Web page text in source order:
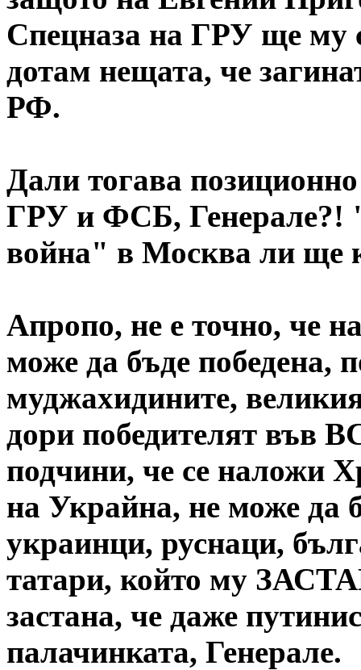
Спецназа на ГРУ ще му
дотам нещата, че
РФ.
Дали тогава
ГРУ и ФСБ, Генерале?!
война" в Москва ли ще
Апропо, не е точно, че
може да бъде победена,
муджахидините,
дори победителят във
подчини, че се наложи
на Украйна, не може да
украинци, руснаци,
татари, който му
застана, че даже
палачинката, Генерале.